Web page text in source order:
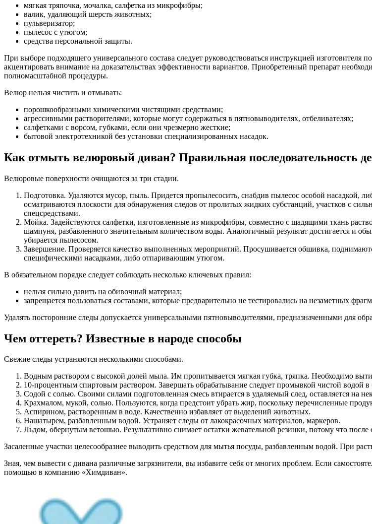
мягкая тряпочка, мочалка, салфетка из микрофибры;
валик, удаляющий шерсть животных;
пульверизатор;
пылесос с утюгом;
средства персональной защиты.
При выборе подходящего универсального состава следует руководствоваться инструкцией
акцентировать внимание на доказательствах эффективности вариантов. Приобретенный препарат
полномасштабной процедуры.
Велюр нельзя чистить и отмывать:
порошкообразными химическими чистящими средствами;
агрессивными растворителями, которые могут содержаться в пятновыводителях, отбеливателях;
салфетками с ворсом, губками, если они чрезмерно жесткие;
бытовой электротехникой без установки специализированных насадок.
Как отмыть велюровый диван? Правильная последовательность
Велюровые поверхности очищаются за три стадии.
Подготовка. Удаляются мусор, пыль. Придется пропылесосить, снабдив пылесос особой насадкой,
осматриваются плоскости для обнаружения следов от пролитых жидких субстанций, участков с
спецсредствами.
Мойка. Задействуются салфетки, изготовленные из микрофибры, совместно с щадящими ткань
шампуня, разбавленного значительным количеством воды. Аналогичный результат достигается и
убирается пылесосом.
Завершение. Проверяется качество выполненных мероприятий. Просушивается обшивка,
специфическими насадками, либо отпаривающим утюгом.
В обязательном порядке следует соблюдать несколько ключевых правил:
нельзя сильно давить на обивочный материал;
запрещается пользоваться составами, которые предварительно не тестировались на незаметных
Удалять посторонние следы допускается универсальными пятновыводителями, предназначенными для
Чем оттереть? Известные в народе способы
Свежие следы устраняются несколькими способами.
Водным раствором с высокой долей мыла. Им пропитывается мягкая губка, тряпка. Необходимо
10-процентным спиртовым раствором. Завершать обрабатывание следует промывкой чистой водой в
Содой с солью. Своими силами подготовленная смесь втирается в удаляемый след, оставляется на
Крахмалом, мукой, солью. Пользуются, когда предстоит убрать жир, поскольку перечисленные
Аспирином, растворенным в воде. Качественно избавляет от выделений животных.
Нашатырем, разбавленным водой. Устраняет следы от лакокрасочных материалов, маркеров.
Льдом, обернутым ветошью. Результативно снимает остатки жевательной резинки, потому что после
Засаленные участки целесообразнее выводить средством для мытья посуды, разбавленным водой. При
Зная, чем вывести с дивана различные загрязнители, вы избавите себя от многих проблем. Если
помощью в компанию «Химдиван».